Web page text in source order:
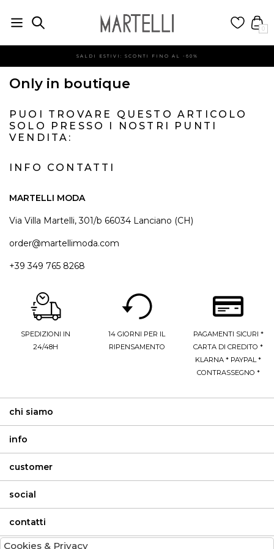
0
SALDI ESTIVI: SCONTI FINO AL -60%
Only in boutique
PUOI TROVARE QUESTO ARTICOLO
SOLO PRESSO I NOSTRI PUNTI
VENDITA:
INFO CONTATTI
MARTELLI MODA
Via Villa Martelli, 301/b 66034 Lanciano (CH)
order@martellimoda.com
+39 349 765 8268
SPEDIZIONI IN
24/48H
14 GIORNI PER IL
RIPENSAMENTO
PAGAMENTI SICURI *
CARTA DI CREDITO *
KLARNA * PAYPAL *
CONTRASSEGNO *
chi siamo
info
customer
social
contatti
Cookies & Privacy